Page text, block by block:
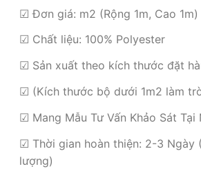
là:
880,000₫.
tại
☑ Đơn giá: m2 (Rộng 1m, Cao 1m)
☑ Chất liệu: 100% Polyester
☑ Sản xuất theo kích thước đặt
☑ (Kích thước bộ dưới 1m2 làm
☑ Mang Mẫu Tư Vấn Khảo Sát Tại
☑ Thời gian hoàn thiện: 2-3 Ngày
lượng)